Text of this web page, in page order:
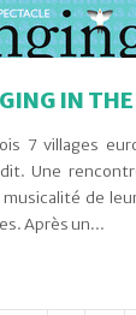
IN THE
7 villages
Une
de
Après un...